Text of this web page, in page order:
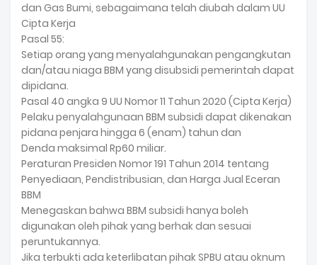
dan Gas Bumi, sebagaimana telah diubah dalam UU
Cipta Kerja
Pasal 55:
Setiap orang yang menyalahgunakan pengangkutan
dan/atau niaga BBM yang disubsidi pemerintah dapat
dipidana.
Pasal 40 angka 9 UU Nomor 11 Tahun 2020 (Cipta Kerja)
Pelaku penyalahgunaan BBM subsidi dapat dikenakan
pidana penjara hingga 6 (enam) tahun dan
Denda maksimal Rp60 miliar.
Peraturan Presiden Nomor 191 Tahun 2014 tentang
Penyediaan, Pendistribusian, dan Harga Jual Eceran
BBM
Menegaskan bahwa BBM subsidi hanya boleh
digunakan oleh pihak yang berhak dan sesuai
peruntukannya.
Jika terbukti ada keterlibatan pihak SPBU atau oknum